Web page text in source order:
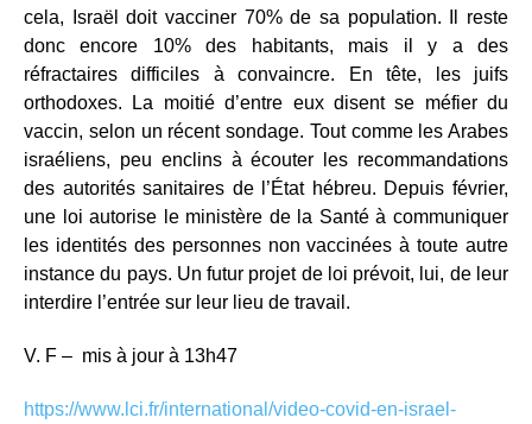
cela, Israël doit vacciner 70% de sa population. Il reste
donc encore 10% des habitants, mais il y a des
réfractaires difficiles à convaincre. En tête, les juifs
orthodoxes. La moitié d’entre eux disent se méfier du
vaccin, selon un récent sondage. Tout comme les Arabes
israéliens, peu enclins à écouter les recommandations
des autorités sanitaires de l’État hébreu. Depuis février,
une loi autorise le ministère de la Santé à communiquer
les identités des personnes non vaccinées à toute autre
instance du pays. Un futur projet de loi prévoit, lui, de leur
interdire l’entrée sur leur lieu de travail.
V. F – mis à jour à 13h47
https://www.lci.fr/international/video-covid-en-israel-